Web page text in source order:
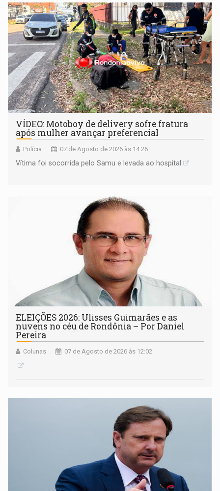
remover as contas
VÍDEO: Motoboy de delivery sofre fratura
após mulher avançar preferencial
Polícia 07 de Agosto de 2026 às 14:26
Vítima foi socorrida pelo Samu e levada ao hospital
ELEIÇÕES 2026: Ulisses Guimarães e as
nuvens no céu de Rondônia – Por Daniel
Pereira
Colunas 07 de Agosto de 2026 às 12:02